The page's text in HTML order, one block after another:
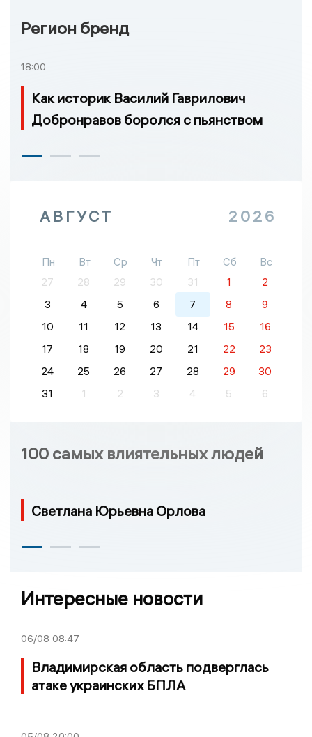
Регион бренд
18:00
Как историк Василий Гаврилович
Добронравов боролся с пьянством
АВГУСТ 2026
Пн Вт Ср Чт Пт Сб
Вс
27
28 29 30 31 1
2
3
4 5 6 7 8
9
10
11 12 13 14 15
16
17
18 19 20 21 22
23
24
25 26 27 28 29
30
31
1 2 3 4 5 6
100 самых влиятельных людей
Светлана Юрьевна Орлова
Интересные новости
06/08 08:47
Владимирская область подверглась
атаке украинских БПЛА